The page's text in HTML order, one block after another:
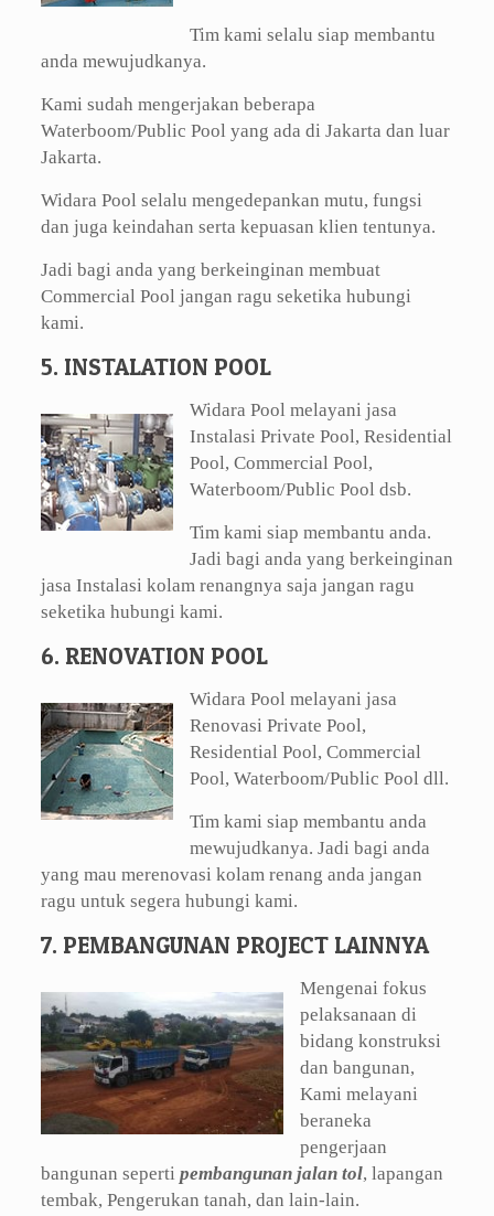
Tim kami selalu siap membantu
anda mewujudkanya.
Kami sudah mengerjakan beberapa
Waterboom/Public Pool yang ada di Jakarta dan luar
Jakarta.
Widara Pool selalu mengedepankan mutu, fungsi
dan juga keindahan serta kepuasan klien tentunya.
Jadi bagi anda yang berkeinginan membuat
Commercial Pool jangan ragu seketika hubungi
kami.
5. INSTALATION POOL
Widara Pool melayani jasa
Instalasi Private Pool, Residential
Pool, Commercial Pool,
Waterboom/Public Pool dsb.
Tim kami siap membantu anda.
Jadi bagi anda yang berkeinginan
jasa Instalasi kolam renangnya saja jangan ragu
seketika hubungi kami.
6. RENOVATION POOL
Widara Pool melayani jasa
Renovasi Private Pool,
Residential Pool, Commercial
Pool, Waterboom/Public Pool dll.
Tim kami siap membantu anda
mewujudkanya. Jadi bagi anda
yang mau merenovasi kolam renang anda jangan
ragu untuk segera hubungi kami.
7. PEMBANGUNAN PROJECT LAINNYA
Mengenai fokus
pelaksanaan di
bidang konstruksi
dan bangunan,
Kami melayani
beraneka
pengerjaan
bangunan seperti pembangunan jalan tol, lapangan
tembak, Pengerukan tanah, dan lain-lain.